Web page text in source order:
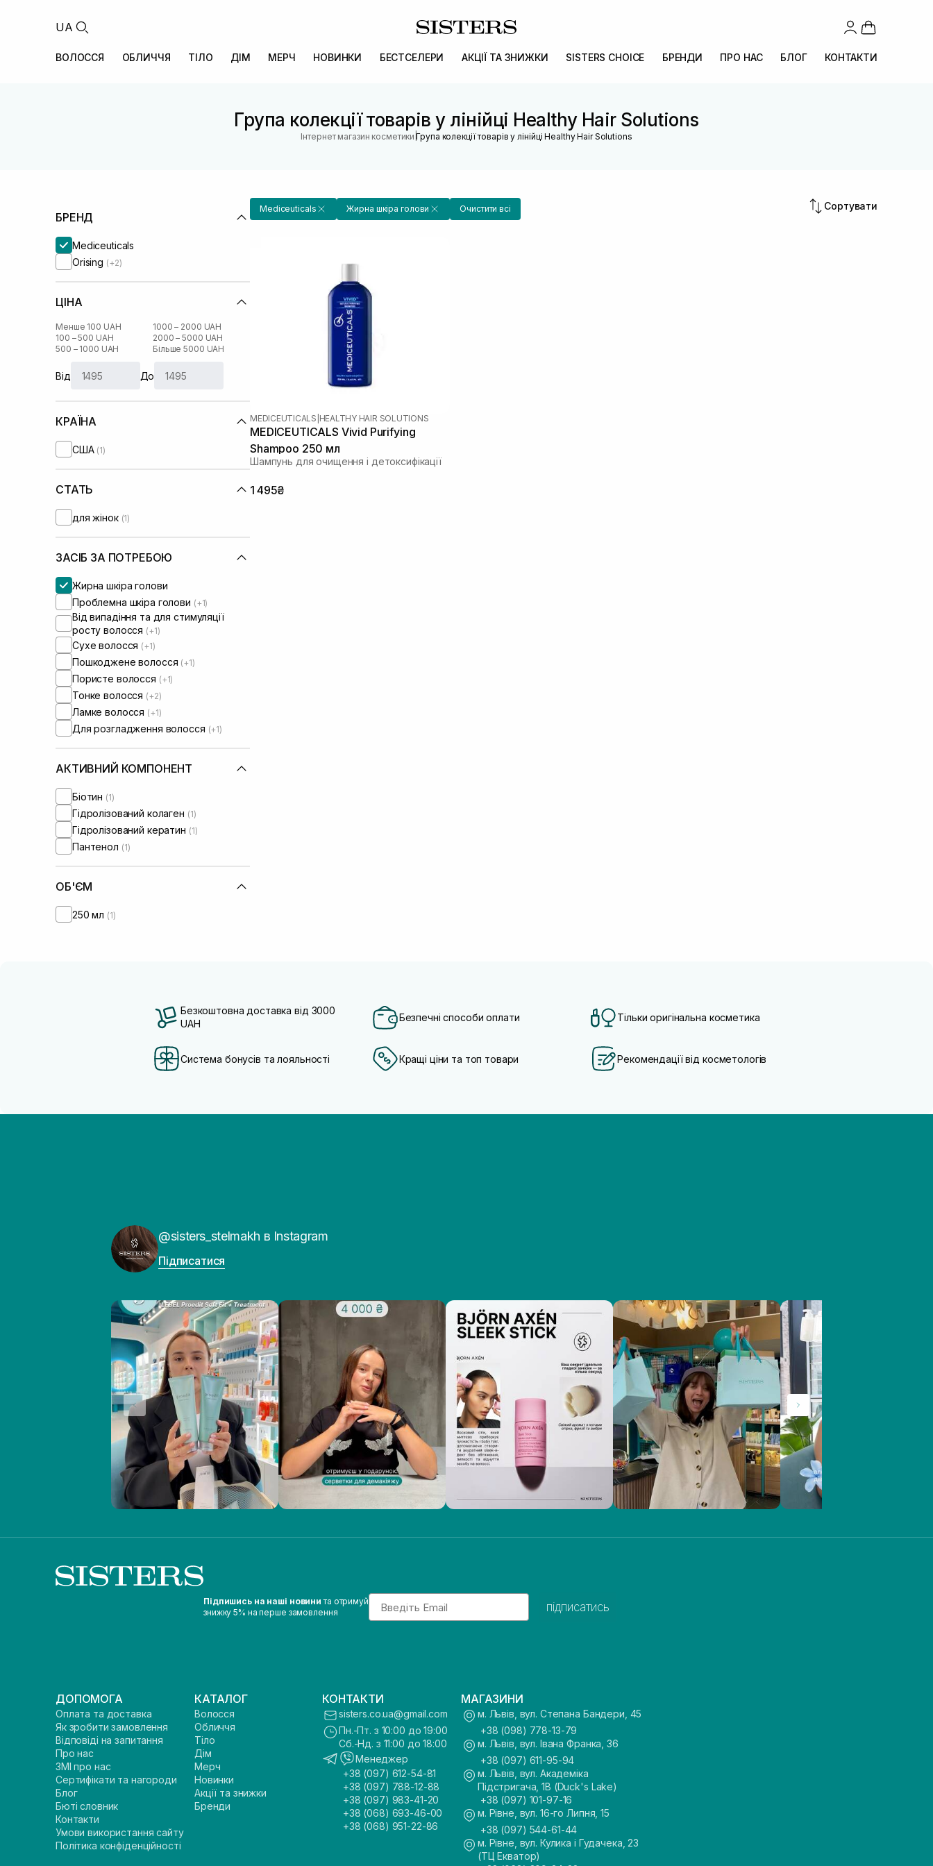
UA
ВОЛОССЯ ОБЛИЧЧЯ ТІЛО ДІМ МЕРЧ НОВИНКИ БЕСТСЕЛЕРИ АКЦІЇ ТА ЗНИЖКИ SISTERS CHOICE БРЕНДИ ПРО НАС БЛОГ КОНТАКТИ
Група колекції товарів у лінійці Healthy Hair Solutions
Інтернет магазин косметики |Група колекції товарів у лінійці Healthy Hair Solutions
БРЕНД
Mediceuticals
Orising (+2)
ЦІНА
Менше 100 UAH
100 – 500 UAH
500 – 1000 UAH
1000 – 2000 UAH
2000 – 5000 UAH
Більше 5000 UAH
Від До
КРАЇНА
США (1)
СТАТЬ
для жінок (1)
ЗАСІБ ЗА ПОТРЕБОЮ
Жирна шкіра голови
Проблемна шкіра голови (+1)
Від випадіння та для стимуляції
росту волосся (+1)
Сухе волосся (+1)
Пошкоджене волосся (+1)
Пористе волосся (+1)
Тонке волосся (+2)
Ламке волосся (+1)
Для розгладження волосся (+1)
АКТИВНИЙ КОМПОНЕНТ
Біотин (1)
Гідролізований колаген (1)
Гідролізований кератин (1)
Пантенол (1)
ОБ'ЄМ
250 мл (1)
Mediceuticals Жирна шкіра голови Очистити всі Сортувати
MEDICEUTICALS HEALTHY HAIR SOLUTIONS
MEDICEUTICALS Vivid Purifying
Shampoo 250 мл
Шампунь для очищення і детоксифікації
1 495₴
Безкоштовна доставка від 3000
UAH
Безпечні способи оплати Тільки оригінальна косметика
Система бонусів та лояльності Кращі ціни та топ товари Рекомендації від косметологів
@sisters_stelmakh в Instagram
Підписатися
Підпишись на наші новини та отримуй
знижку 5% на перше замовлення
Email
підписатись
ДОПОМОГА
Оплата та доставка
Як зробити замовлення
Відповіді на запитання
Про нас
ЗМІ про нас
Сертифікати та нагороди
Блог
Бюті словник
Контакти
Умови використання сайту
Політика конфіденційності
КАТАЛОГ
Волосся
Обличчя
Тіло
Дім
Мерч
Новинки
Акції та знижки
Бренди
КОНТАКТИ
sisters.co.ua@gmail.com
Пн.-Пт. з 10:00 до 19:00
Сб.-Нд. з 11:00 до 18:00
Менеджер
+38 (097) 612-54-81
+38 (097) 788-12-88
+38 (097) 983-41-20
+38 (068) 693-46-00
+38 (068) 951-22-86
МАГАЗИНИ
м. Львів, вул. Степана Бандери, 45
+38 (098) 778-13-79
м. Львів, вул. Івана Франка, 36
+38 (097) 611-95-94
м. Львів, вул. Академіка
Підстригача, 1В (Duck's Lake)
+38 (097) 101-97-16
м. Рівне, вул. 16-го Липня, 15
+38 (097) 544-61-44
м. Рівне, вул. Кулика і Гудачека, 23
(ТЦ Екватор)